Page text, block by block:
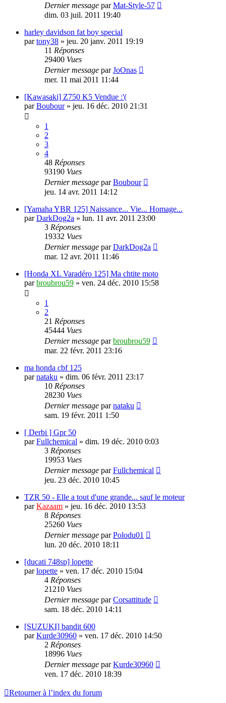
Dernier message parMat-Style-57
dim. 03 juil. 2011 19:40
harley davidson fat boy special
partony38 » jeu. 20 janv. 2011 19:19
11 Réponses
29400 Vues
Dernier message parJoOnas
mer. 11 mai 2011 11:44
[Kawasaki] Z750 K5 Vendue :'(
parBoubour» jeu. 16 déc. 2010 21:31
1
2
3
4
48 Réponses
93190 Vues
Dernier message parBoubour
jeu. 14 avr. 2011 14:12
[Yamaha YBR 125] Naissance... Vie... Homage...
parDarkDog2a » lun. 11 avr. 2011 23:00
3 Réponses
19332 Vues
Dernier message parDarkDog2a
mar. 12 avr. 2011 11:46
[Honda XL Varadéro 125] Ma chtite moto
parbroubrou59 » ven. 24 déc. 2010 15:58
1
2
21 Réponses
45444 Vues
Dernier message parbroubrou59
mar. 22 févr. 2011 23:16
ma honda cbf 125
parnataku » dim. 06 févr. 2011 23:17
10 Réponses
28230 Vues
Dernier message parnataku
sam. 19 févr. 2011 1:50
[ Derbi ] Gpr 50
parFullchemical » dim. 19 déc. 2010 0:03
3 Réponses
19953 Vues
Dernier message parFullchemical
jeu. 23 déc. 2010 10:45
TZR 50 - Elle a tout d'une grande... sauf le moteur
parKazaam » jeu. 16 déc. 2010 13:53
8 Réponses
25260 Vues
Dernier message parPolodu01
lun. 20 déc. 2010 18:11
[ducati 748sp] lopette
parlopette » ven. 17 déc. 2010 15:04
4 Réponses
21210 Vues
Dernier message parCorsattitude
sam. 18 déc. 2010 14:11
[SUZUKI] bandit 600
parKurde30960 » ven. 17 déc. 2010 14:50
2 Réponses
18996 Vues
Dernier message parKurde30960
ven. 17 déc. 2010 18:39
Retourner à l’index du forum